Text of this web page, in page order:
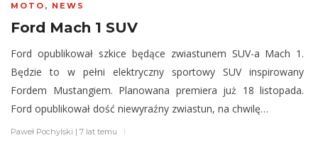
MOTO , NEWS
Ford Mach 1 SUV
Ford opublikował szkice będące zwiastunem SUV-a Mach 1.
Będzie to w pełni elektryczny sportowy SUV inspirowany
Fordem Mustangiem. Planowana premiera już 18 listopada.
Ford opublikował dość niewyraźny zwiastun, na chwilę…
Paweł Pochylski | 7 lat temu